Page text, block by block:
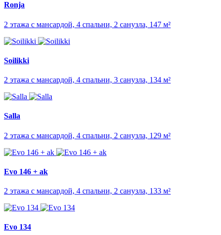
Ronja
2 этажа с мансардой, 4 спальни, 2 санузла, 147 м²
Soilikki
2 этажа с мансардой, 4 спальни, 3 санузла, 134 м²
Salla
2 этажа с мансардой, 4 спальни, 2 санузла, 129 м²
Evo 146 + ak
2 этажа с мансардой, 4 спальни, 2 санузла, 133 м²
Evo 134